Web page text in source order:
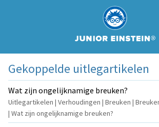
Gekoppelde uitlegartikelen
Wat zijn ongelijknamige breuken?
Uitlegartikelen | Verhoudingen | Breuken |
| Wat zijn ongelijknamige breuken?